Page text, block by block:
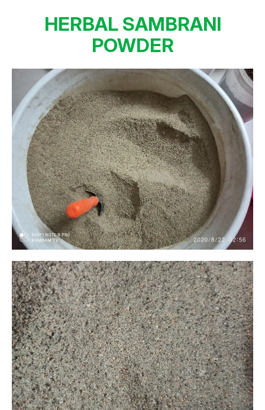
HERBAL SAMBRANI
POWDER